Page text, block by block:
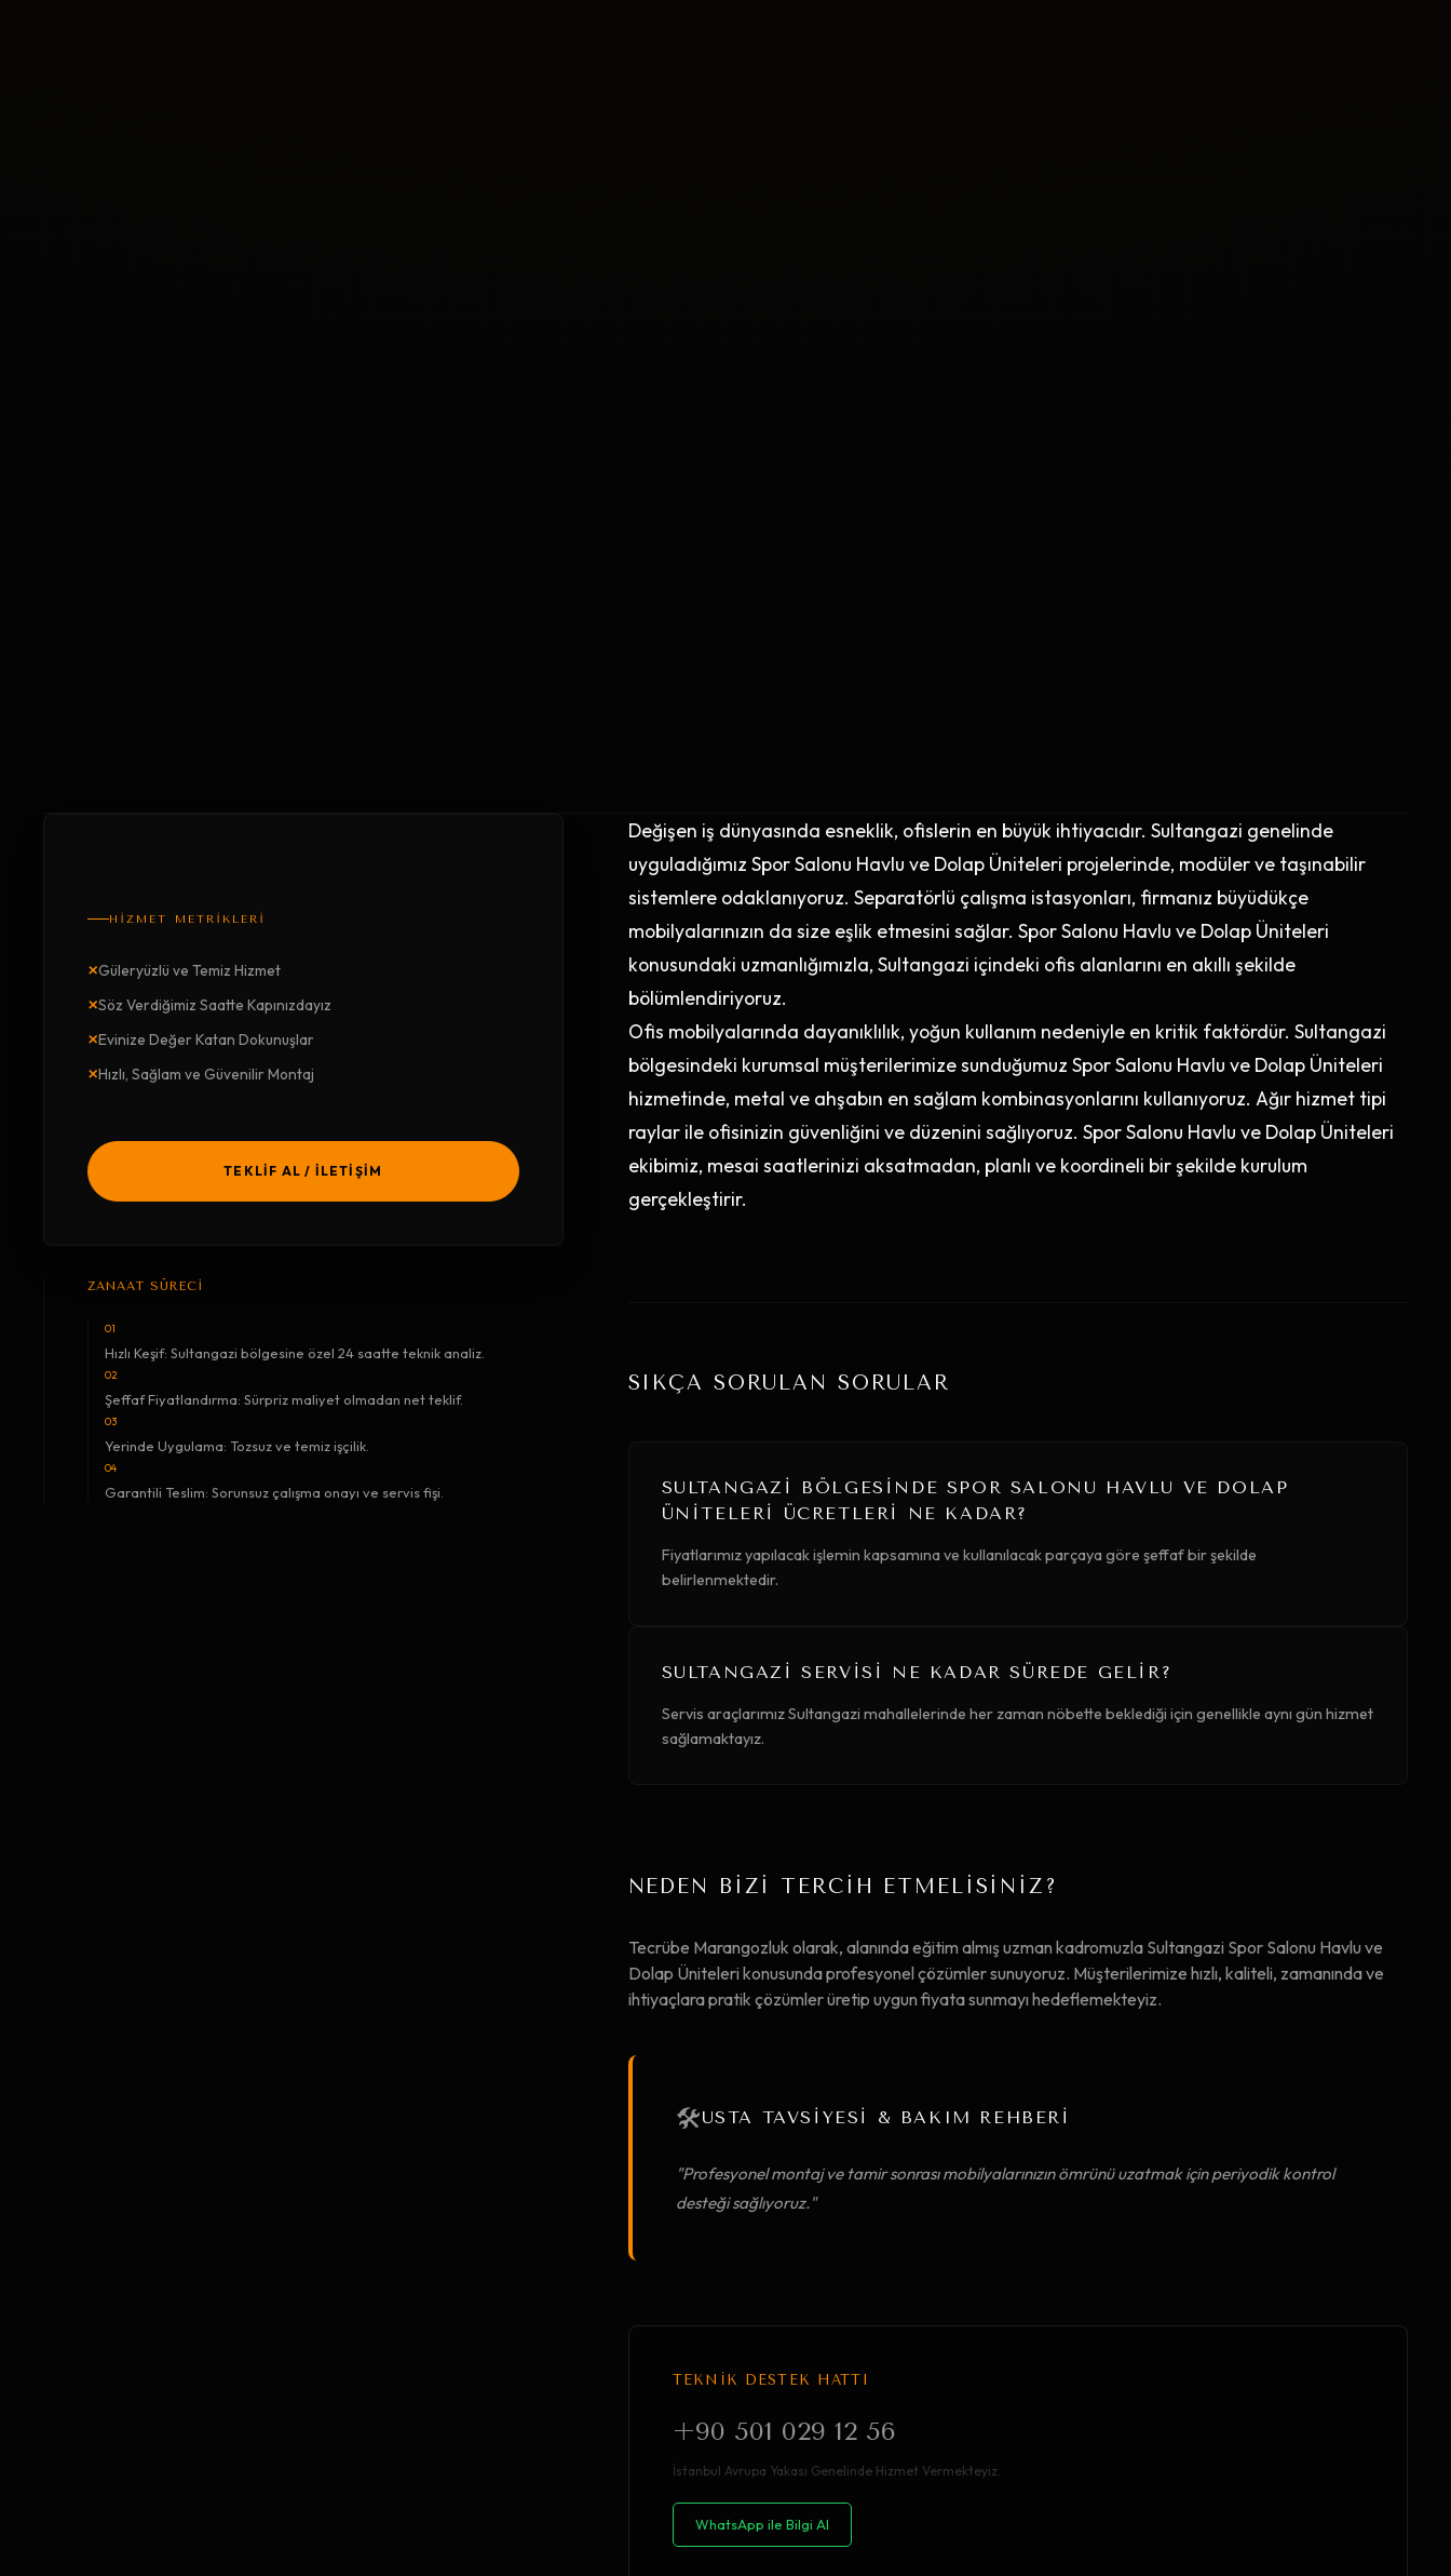
HİZMET METRİKLERİ
×Güleryüzlü ve Temiz Hizmet
×Söz Verdiğimiz Saatte Kapınızdayız
×Evinize Değer Katan Dokunuşlar
×Hızlı, Sağlam ve Güvenilir Montaj
TEKLİF AL / İLETİŞİM
ZANAAT SÜRECİ
01
Hızlı Keşif: Sultangazi bölgesine özel 24 saatte teknik analiz.
02
Şeffaf Fiyatlandırma: Sürpriz maliyet olmadan net teklif.
03
Yerinde Uygulama: Tozsuz ve temiz işçilik.
04
Garantili Teslim: Sorunsuz çalışma onayı ve servis fişi.
Değişen iş dünyasında esneklik, ofislerin en büyük ihtiyacıdır. Sultangazi genelinde
uyguladığımız Spor Salonu Havlu ve Dolap Üniteleri projelerinde, modüler ve taşınabilir
sistemlere odaklanıyoruz. Separatörlü çalışma istasyonları, firmanız büyüdükçe
mobilyalarınızın da size eşlik etmesini sağlar. Spor Salonu Havlu ve Dolap Üniteleri
konusundaki uzmanlığımızla, Sultangazi içindeki ofis alanlarını en akıllı şekilde
bölümlendiriyoruz.
Ofis mobilyalarında dayanıklılık, yoğun kullanım nedeniyle en kritik faktördür. Sultangazi
bölgesindeki kurumsal müşterilerimize sunduğumuz Spor Salonu Havlu ve Dolap Üniteleri
hizmetinde, metal ve ahşabın en sağlam kombinasyonlarını kullanıyoruz. Ağır hizmet tipi
raylar ile ofisinizin güvenliğini ve düzenini sağlıyoruz. Spor Salonu Havlu ve Dolap Üniteleri
ekibimiz, mesai saatlerinizi aksatmadan, planlı ve koordineli bir şekilde kurulum
gerçekleştirir.
SIKÇA SORULAN SORULAR
SULTANGAZI BÖLGESINDE SPOR SALONU HAVLU VE DOLAP
ÜNITELERI ÜCRETLERI NE KADAR?
Fiyatlarımız yapılacak işlemin kapsamına ve kullanılacak parçaya göre şeffaf bir şekilde
belirlenmektedir.
SULTANGAZI SERVISI NE KADAR SÜREDE GELIR?
Servis araçlarımız Sultangazi mahallelerinde her zaman nöbette beklediği için genellikle aynı gün hizmet
sağlamaktayız.
NEDEN BİZİ TERCİH ETMELİSİNİZ?
Tecrübe Marangozluk olarak, alanında eğitim almış uzman kadromuzla Sultangazi Spor Salonu Havlu ve
Dolap Üniteleri konusunda profesyonel çözümler sunuyoruz. Müşterilerimize hızlı, kaliteli, zamanında ve
ihtiyaçlara pratik çözümler üretip uygun fiyata sunmayı hedeflemekteyiz.
🛠️USTA TAVSİYESİ & BAKIM REHBERİ
"Profesyonel montaj ve tamir sonrası mobilyalarınızın ömrünü uzatmak için periyodik kontrol
desteği sağlıyoruz."
TEKNİK DESTEK HATTI
+90 501 029 12 56
İstanbul Avrupa Yakası Genelinde Hizmet Vermekteyiz.
WhatsApp ile Bilgi Al